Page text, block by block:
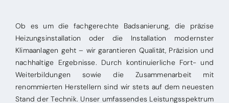
Ob es um die fachgerechte Badsanierung, die präzise
Heizungsinstallation oder die Installation modernster
Klimaanlagen geht – wir garantieren Qualität, Präzision und
nachhaltige Ergebnisse. Durch kontinuierliche Fort- und
Weiterbildungen sowie die Zusammenarbeit mit
renommierten Herstellern sind wir stets auf dem neuesten
Stand der Technik. Unser umfassendes Leistungsspektrum